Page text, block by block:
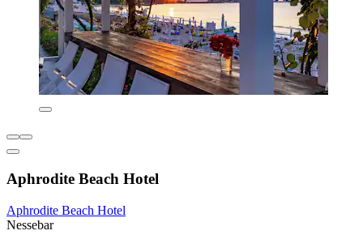
Aphrodite Beach Hotel
Aphrodite Beach Hotel
Nessebar